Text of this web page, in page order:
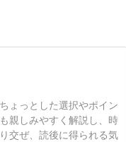
ょっとした選択やポイン
親しみやすく解説し、時
交ぜ、読後に得られる気